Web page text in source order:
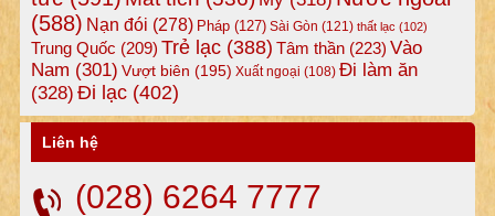
(588) Nạn đói (278) Pháp(127) Sài Gòn (121) thất lạc (102)
Trung Quốc (209) Trẻ lạc(388) Tâm thần(223) Vào
Nam (301) Vượt biên (195) Xuất ngoại (108) Đi làm ăn
(328) Đi lạc(402)
Liên hệ
(028) 6264 7777